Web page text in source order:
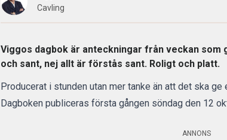
Cavling
Viggos dagbok är anteckningar från veckan
och sant, nej allt är förstås sant. Roligt och platt.
Producerat i stunden utan mer tanke än att det ska
Dagboken publiceras första gången söndag den 12
ANNONS